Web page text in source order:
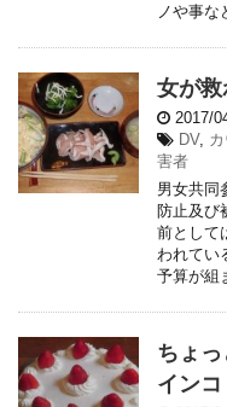
ノや事な
女が
2017/
DV,
害者
男女共同
防止及び
前として
われてい
予算が組
ちょ
インコ